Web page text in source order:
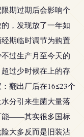
期过期后会影响个
，发现放了一年如
期临时调节为购置
过生产月至今天的
过少时候在上的存
翻出厂后在16≤23个
分引来生菌大量落
能——其实很多国标
大多反而是旧装沾